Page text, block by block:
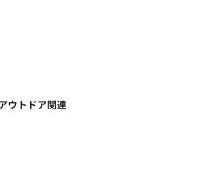
ウトドア関連